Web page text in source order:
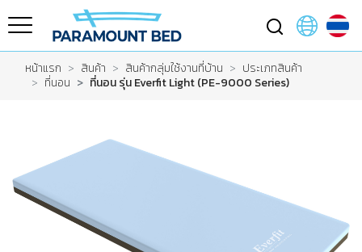
หน้าแรก สินค้า สินค้ากลุ่มใช้งานที่บ้าน
ประเภทสินค้า
ที่นอน
ที่นอน รุ่น Everfit Light (PE-9000 Series)